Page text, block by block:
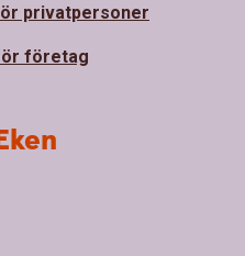
privatpersoner
företag